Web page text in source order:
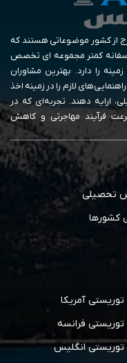
از کشور موضوعاتی هستند که
کمتر مجموعه ای تخصص
را دارد. بهترین مشاوران
لازم را در زمینه اخذ
ارایه دهند. تجربه‌ای که در
فرآیند مهاجرتی و کاهش
تحصیلی
کشورها
توریستی آمریکا
توریستی فرانسه
توریستی انگلیس